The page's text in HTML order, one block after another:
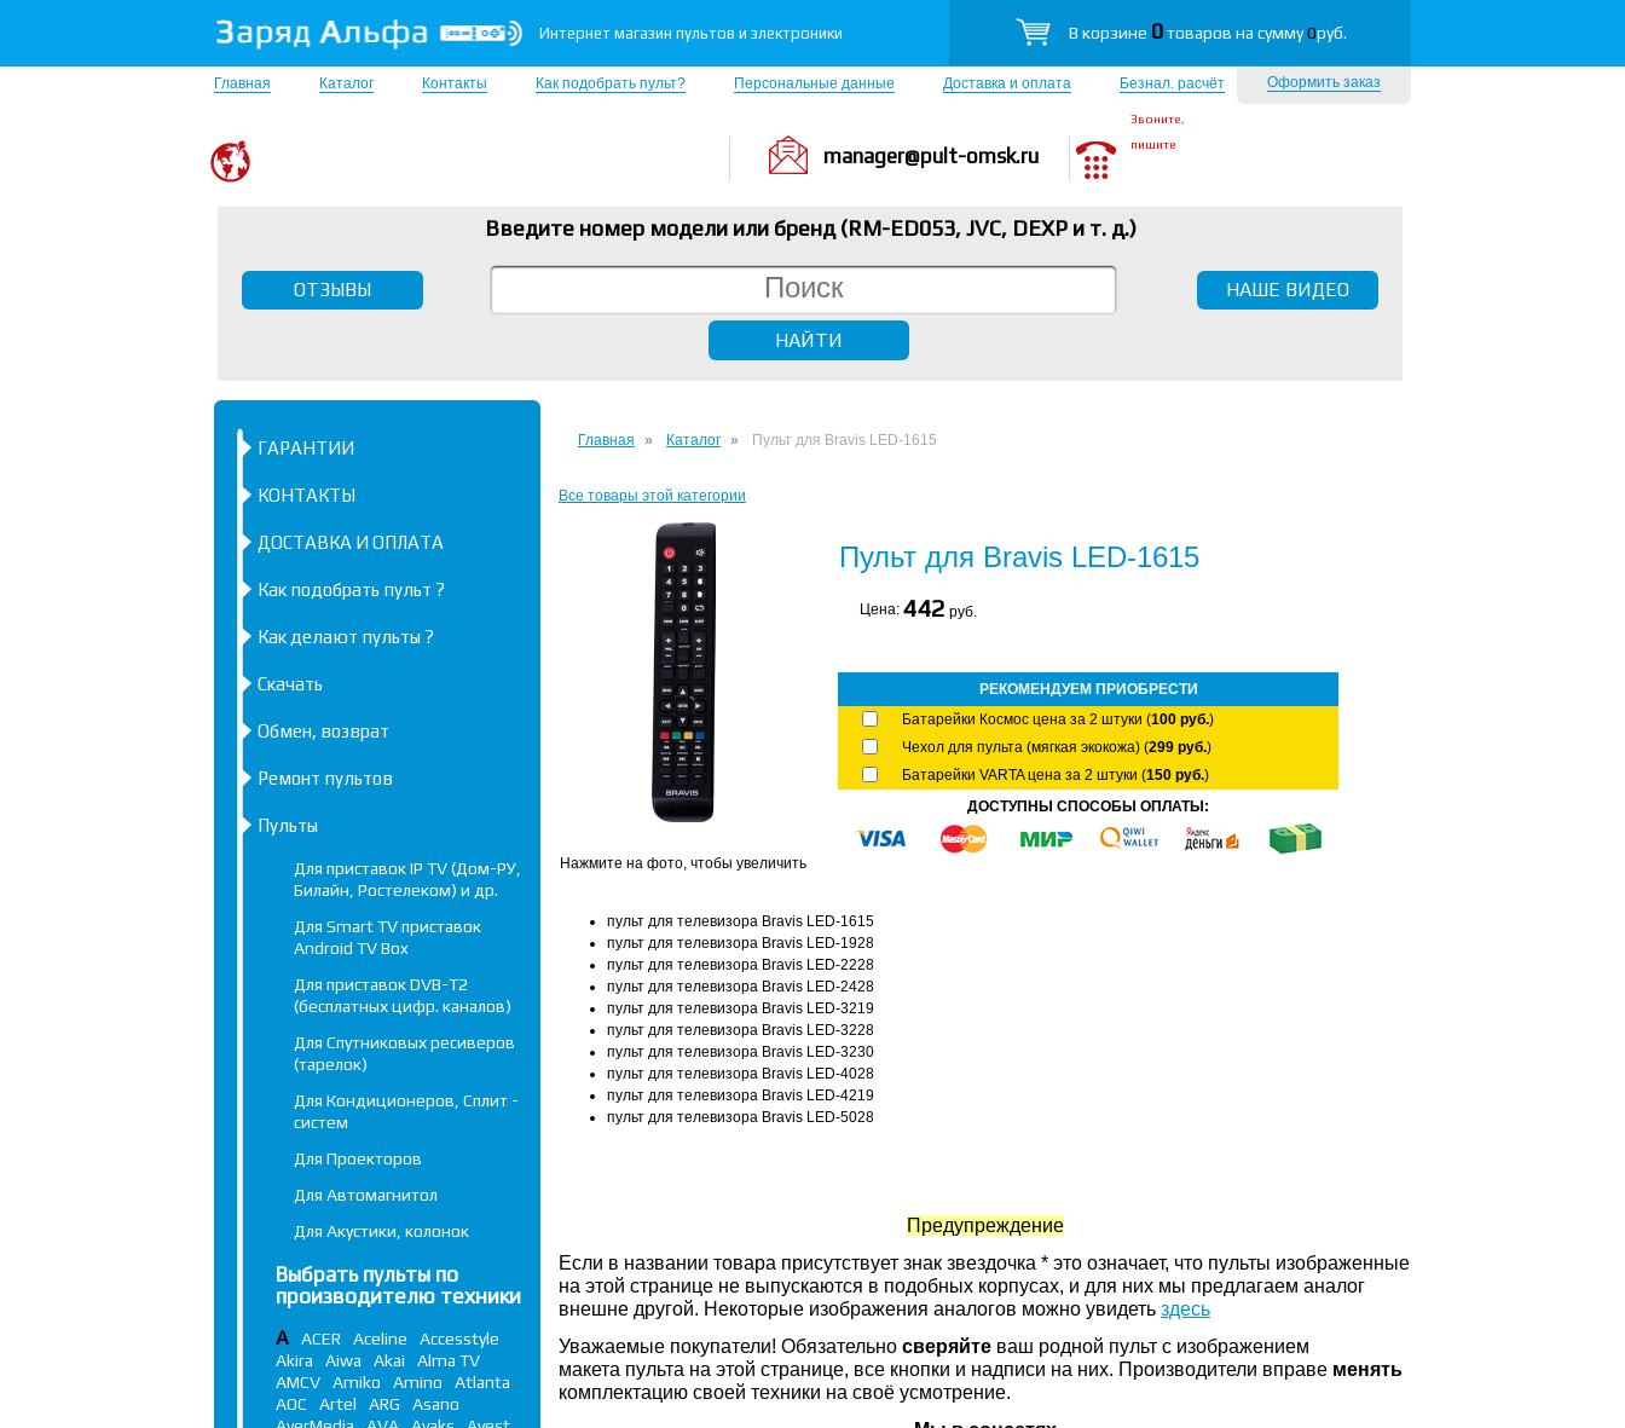
Интернет магазин пультов и электроники В корзине 0товаров на сумму0руб.
Оформить заказ
Главная Каталог Контакты Как подобрать пульт? Персональные данные Доставка и оплата Безнал. расчёт
manager@pult-omsk.ru
Звоните,
пишите
Введите номер модели или бренд (RM-ED053, JVC, DEXP и т. д.)
ОТЗЫВЫ НАШЕ ВИДЕО
Главная Каталог Пульт для Bravis LED-1615
Все товары этой категории
Нажмите на фото, чтобы увеличить
Пульт для Bravis LED-1615
Цена: 442 руб.
РЕКОМЕНДУЕМ ПРИОБРЕСТИ
Батарейки Космос цена за 2 штуки (100 руб.)
Чехол для пульта (мягкая экокожа) (299 руб.)
Батарейки VARTA цена за 2 штуки (150 руб.)
ДОСТУПНЫ СПОСОБЫ ОПЛАТЫ:
пульт для телевизора Bravis LED-1615
пульт для телевизора Bravis LED-1928
пульт для телевизора Bravis LED-2228
пульт для телевизора Bravis LED-2428
пульт для телевизора Bravis LED-3219
пульт для телевизора Bravis LED-3228
пульт для телевизора Bravis LED-3230
пульт для телевизора Bravis LED-4028
пульт для телевизора Bravis LED-4219
пульт для телевизора Bravis LED-5028
Предупреждение
Если в названии товара присутствует знак звездочка * это означает, что пульты изображенные
на этой странице не выпускаются в подобных корпусах, и для них мы предлагаем аналог
внешне другой. Некоторые изображения аналогов можно увидеть здесь
Уважаемые покупатели! Обязательно сверяйте ваш родной пульт с изображением
макета пульта на этой странице, все кнопки и надписи на них. Производители вправе менять
комплектацию своей техники на своё усмотрение.
ГАРАНТИИ
КОНТАКТЫ
ДОСТАВКА И ОПЛАТА
Как подобрать пульт ?
Как делают пульты ?
Скачать
Обмен, возврат
Ремонт пультов
Пульты
Для приставок IP TV (Дом-РУ,
Билайн, Ростелеком) и др.
Для Smart TV приставок
Android TV Box
Для приставок DVB-T2
(бесплатных цифр. каналов)
Для Спутниковых ресиверов
(тарелок)
Для Кондиционеров, Сплит -
систем
Для Проекторов
Для Автомагнитол
Для Акустики, колонок
Выбрать пульты по
производителю техники
A ACER Aceline
Accesstyle
Akira
Aiwa Akai
Alma TV
AMCV
Amiko Amino
Atlanta
AOC
Artel ARG
Asano